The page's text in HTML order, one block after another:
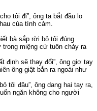
tôi đi”, ông ta bắt đầu lo
của tình cảm.
bà sắp rời bỏ tôi đúng
trong miệng cứ tuôn chảy ra
định sẽ thay đổi”, ông giơ tay
ông giật bắn ra ngoài như
tôi đâu”, ông dang hai tay ra,
ngăn không cho người